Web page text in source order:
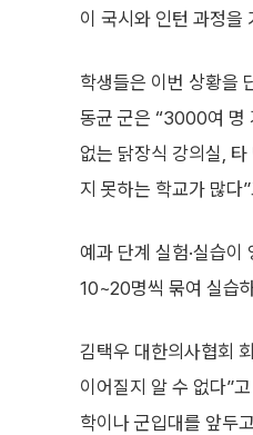
이 국시와 인턴 과정을
학생들은 이번 상황을
동균 군은 “3000여 명
없는 닭장식 강의실,
지 못하는 학교가 많다
예과 단계 실험·실습
10~20명씩 묶여 실습
김택우 대한의사협회
이어질지 알 수 없다”
학이나 군입대를 앞두